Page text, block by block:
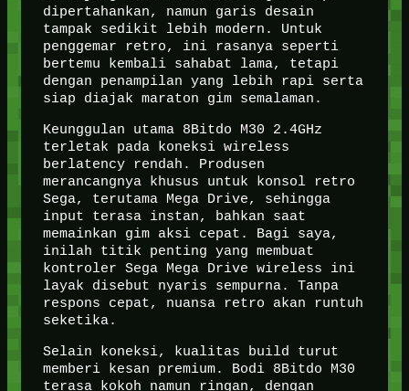
dipertahankan, namun garis desain
tampak sedikit lebih modern. Untuk
penggemar retro, ini rasanya seperti
bertemu kembali sahabat lama, tetapi
dengan penampilan yang lebih rapi serta
siap diajak maraton gim semalaman.
Keunggulan utama 8Bitdo M30 2.4GHz
terletak pada koneksi wireless
berlatency rendah. Produsen
merancangnya khusus untuk konsol retro
Sega, terutama Mega Drive, sehingga
input terasa instan, bahkan saat
memainkan gim aksi cepat. Bagi saya,
inilah titik penting yang membuat
kontroler Sega Mega Drive wireless ini
layak disebut nyaris sempurna. Tanpa
respons cepat, nuansa retro akan runtuh
seketika.
Selain koneksi, kualitas build turut
memberi kesan premium. Bodi 8Bitdo M30
terasa kokoh namun ringan, dengan